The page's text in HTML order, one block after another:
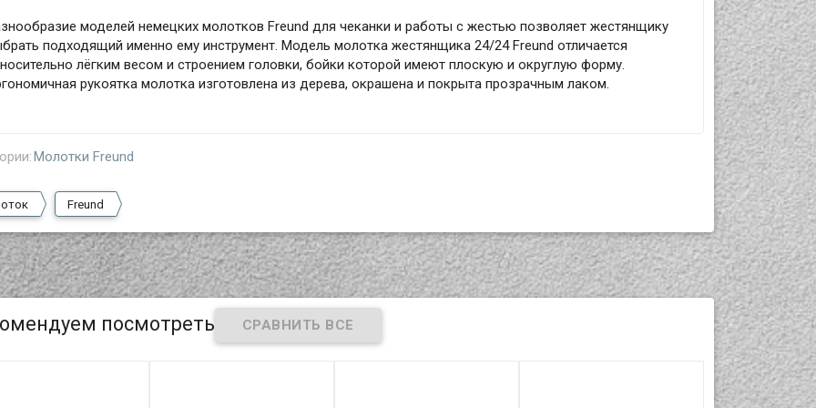
моделей немецких молотков Freund для чеканки и работы с жестью позволяет жестянщику
подходящий именно ему инструмент. Модель молотка жестянщика 24/24 Freund отличается
лёгким весом и строением головки, бойки которой имеют плоскую и округлую форму.
рукоятка молотка изготовлена из дерева, окрашена и покрыта прозрачным лаком.
Молотки Freund
Freund
посмотреть